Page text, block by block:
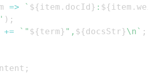
=> ` ${ item . docId } : ${ item .
) ;
+= ` " ${term} ", ${docsStr}\n` ;
;